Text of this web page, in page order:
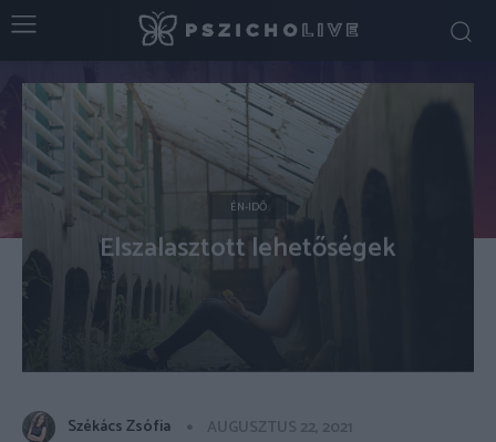
ÉN-IDŐ
Elszalasztott lehetőségek
Székács Zsófia AUGUSZTUS 22, 2021